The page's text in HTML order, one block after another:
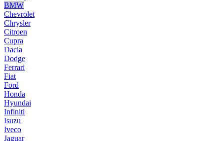
BMW
Chevrolet
Chrysler
Citroen
Cupra
Dacia
Dodge
Ferrari
Fiat
Ford
Honda
Hyundai
Infiniti
Isuzu
Iveco
Jaguar